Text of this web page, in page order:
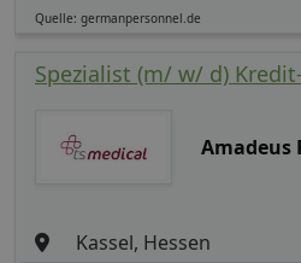
Quelle: germanpersonnel.de
Spezialist (m/ w/ d)
Amadeus
Kassel, Hessen